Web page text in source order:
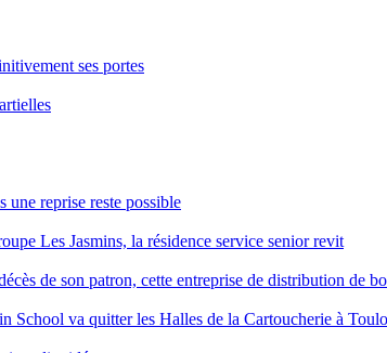
ses portes
reprise reste possible
Les Jasmins, la résidence service senior revit
de son patron, cette entreprise de distribution de
School va quitter les Halles de la Cartoucherie à